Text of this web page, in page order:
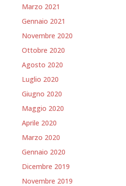
Marzo 2021
Gennaio 2021
Novembre 2020
Ottobre 2020
Agosto 2020
Luglio 2020
Giugno 2020
Maggio 2020
Aprile 2020
Marzo 2020
Gennaio 2020
Dicembre 2019
Novembre 2019